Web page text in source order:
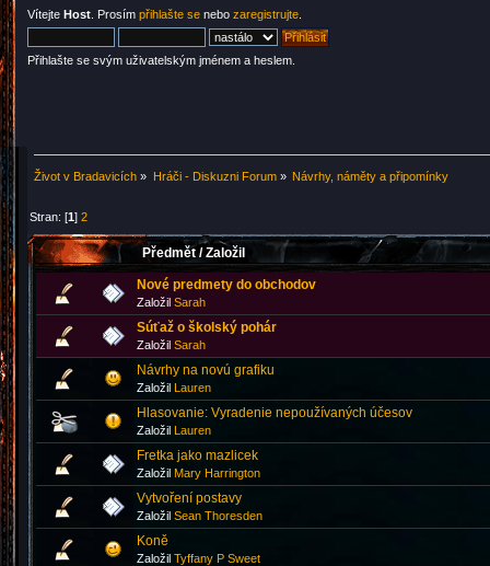
Vítejte Host . Prosím přihlašte se nebo zaregistrujte
Přihlašte se svým uživatelským jménem a heslem.
Život v Bradavicích » Hráči - Diskuzni Forum» Návrhy, náměty a připomínky
Stran: [1]2
Předmět /Založil
Nové predmety do obchodov
Založil Sarah
Súťaž o školský pohár
Založil Sarah
Návrhy na novú grafiku
Založil Lauren
Hlasovanie: Vyradenie nepoužívaných účesov
Založil Lauren
Fretka jako mazlicek
Založil Mary Harrington
Vytvoření postavy
Založil Sean Thoresden
Koně
Založil Tyffany P Sweet